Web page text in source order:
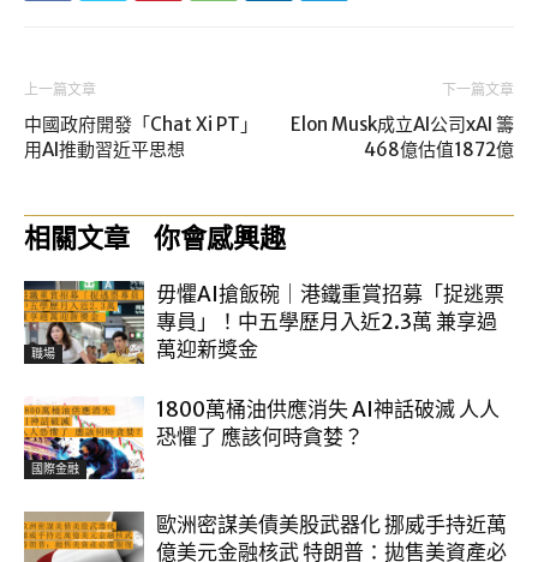
上一篇文章
中國政府開發「Chat Xi PT」
用AI推動習近平思想
下一篇文章
Elon Musk成立AI公司xAI 籌
468億估值1872億
相關文章 你會感興趣
職場
毋懼AI搶飯碗｜港鐵重賞招募「捉逃票
專員」！中五學歷月入近2.3萬 兼享過
萬迎新獎金
國際金融
1800萬桶油供應消失 AI神話破滅 人人
恐懼了 應該何時貪婪？
歐洲密謀美債美股武器化 挪威手持近萬
億美元金融核武 特朗普：拋售美資產必